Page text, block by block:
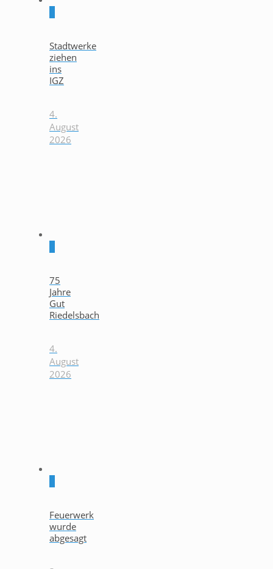
Stadtwerke
ziehen
ins
IGZ
4.
August
2026
75
Jahre
Gut
Riedelsbach
4.
August
2026
Feuerwerk
wurde
abgesagt